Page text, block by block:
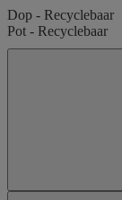
Dop - Recyclebaar
Pot - Recyclebaar